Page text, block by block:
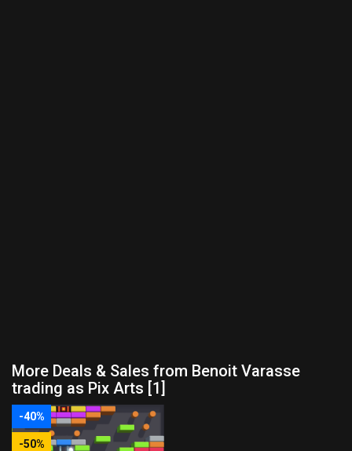
More Deals & Sales from Benoit Varasse
trading as Pix Arts [1]
-40%
-50%